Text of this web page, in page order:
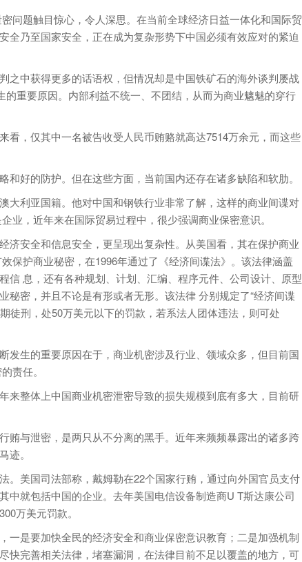
问题触目惊心，令人深思。在当前全球经济日益一体化和国际贸
乃至国家安全，正在成为复杂形势下中国必须有效应对的紧迫
之中获得更多的话语权，但情况却是中国铁矿石的海外谈判屡战
的重要原因。内部利益不统一、不团结，从而为商业魑魅的穿行
看，仅其中一名被告收受人民币贿赂就高达7514万余元，而这些
好的防护。但在这些方面，当前国内还存在诸多缺陷和软肋。
大利亚国籍。他对中国和钢铁行业非常了解，这样的商业间谍对
业，近年来在国际贸易过程中，很少强调商业保密意识。
济安全和信息安全，更呈现出复杂性。从美国看，其在保护商业
保护商业秘密，在1996年通过了《经济间谍法》。该法律涵盖
信 息，还有各种规划、计划、汇编、程序元件、公司设计、原型
密，并且不论是有形或者无形。该法律 分别规定了“经济间谍
徒刑，处50万美元以下的罚款，若系法人团体违法，则可处
发生的重要原因在于，商业机密涉及行业、领域众多，但目前国
责任。
来整体上中国商业机密泄密导致的损失规模到底有多大，目前研
贿与泄密，是两只从不分离的黑手。近年来频频暴露出的诸多跨
迹。
。美国司法部称，戴姆勒在22个国家行贿，通过向外国官员支付
就包括中国的企业。去年美国电信设备制造商U T斯达康公司
万美元罚款。
一是要加快全民的经济安全和商业保密意识教育；二是加强机制
快完善相关法律，堵塞漏洞，在法律目前不足以覆盖的地方，可